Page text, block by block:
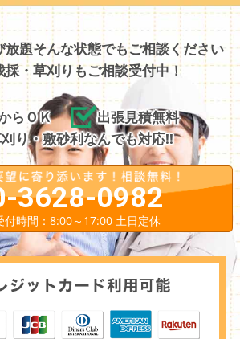
題そんな状態でもご相談ください
採・草刈りもご相談受付中！
らＯＫ
出張見積無料
り・敷砂利なんでも対応!!
3628-0982
付時間：8:00～17:00 土日定休